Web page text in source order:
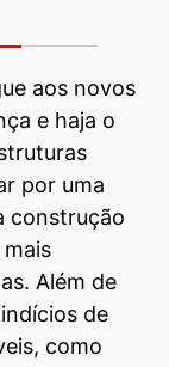
aos novos
e haja o
por uma
construção
Além de
de
como